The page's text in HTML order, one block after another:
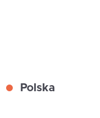
Polska